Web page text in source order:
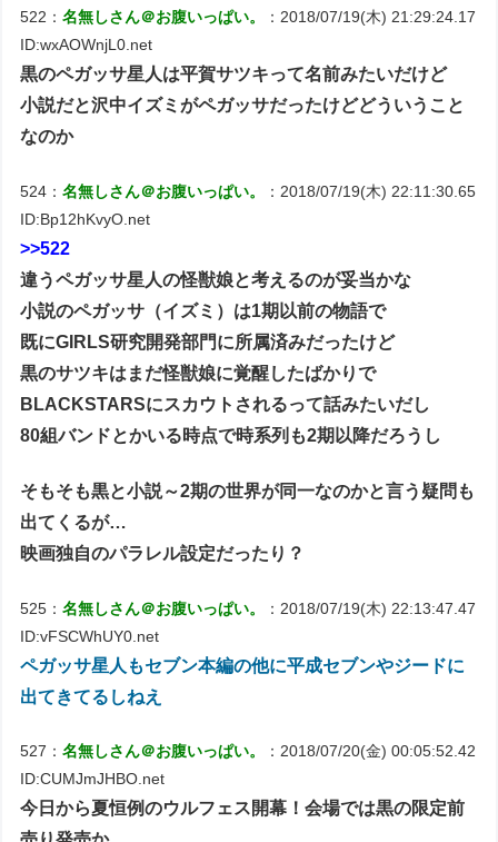
522：名無しさん＠お腹いっぱい。
：2018/07/19(木) 21:29:24.17
ID:wxAOWnjL0.net
黒のペガッサ星人は平賀サツキって名前みたいだけど
小説だと沢中イズミがペガッサだったけどどういうこと
なのか
524：名無しさん＠お腹いっぱい。
：2018/07/19(木) 22:11:30.65
ID:Bp12hKvyO.net
>>522
違うペガッサ星人の怪獣娘と考えるのが妥当かな
小説のペガッサ（イズミ）は1期以前の物語で
既にGIRLS研究開発部門に所属済みだったけど
黒のサツキはまだ怪獣娘に覚醒したばかりで
BLACKSTARSにスカウトされるって話みたいだし
80組バンドとかいる時点で時系列も2期以降だろうし
そもそも黒と小説～2期の世界が同一なのかと言う疑問も
出てくるが…
映画独自のパラレル設定だったり？
525：名無しさん＠お腹いっぱい。
：2018/07/19(木) 22:13:47.47
ID:vFSCWhUY0.net
ペガッサ星人もセブン本編の他に平成セブンやジードに
出てきてるしねえ
527：名無しさん＠お腹いっぱい。
：2018/07/20(金) 00:05:52.42
ID:CUMJmJHBO.net
今日から夏恒例のウルフェス開幕！会場では黒の限定前